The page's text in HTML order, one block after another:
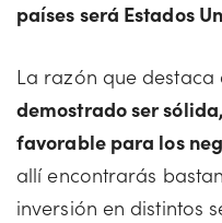
países será Estados
La razón que destaca
demostrado ser
favorable para los
allí encontrarás
inversión en distintos